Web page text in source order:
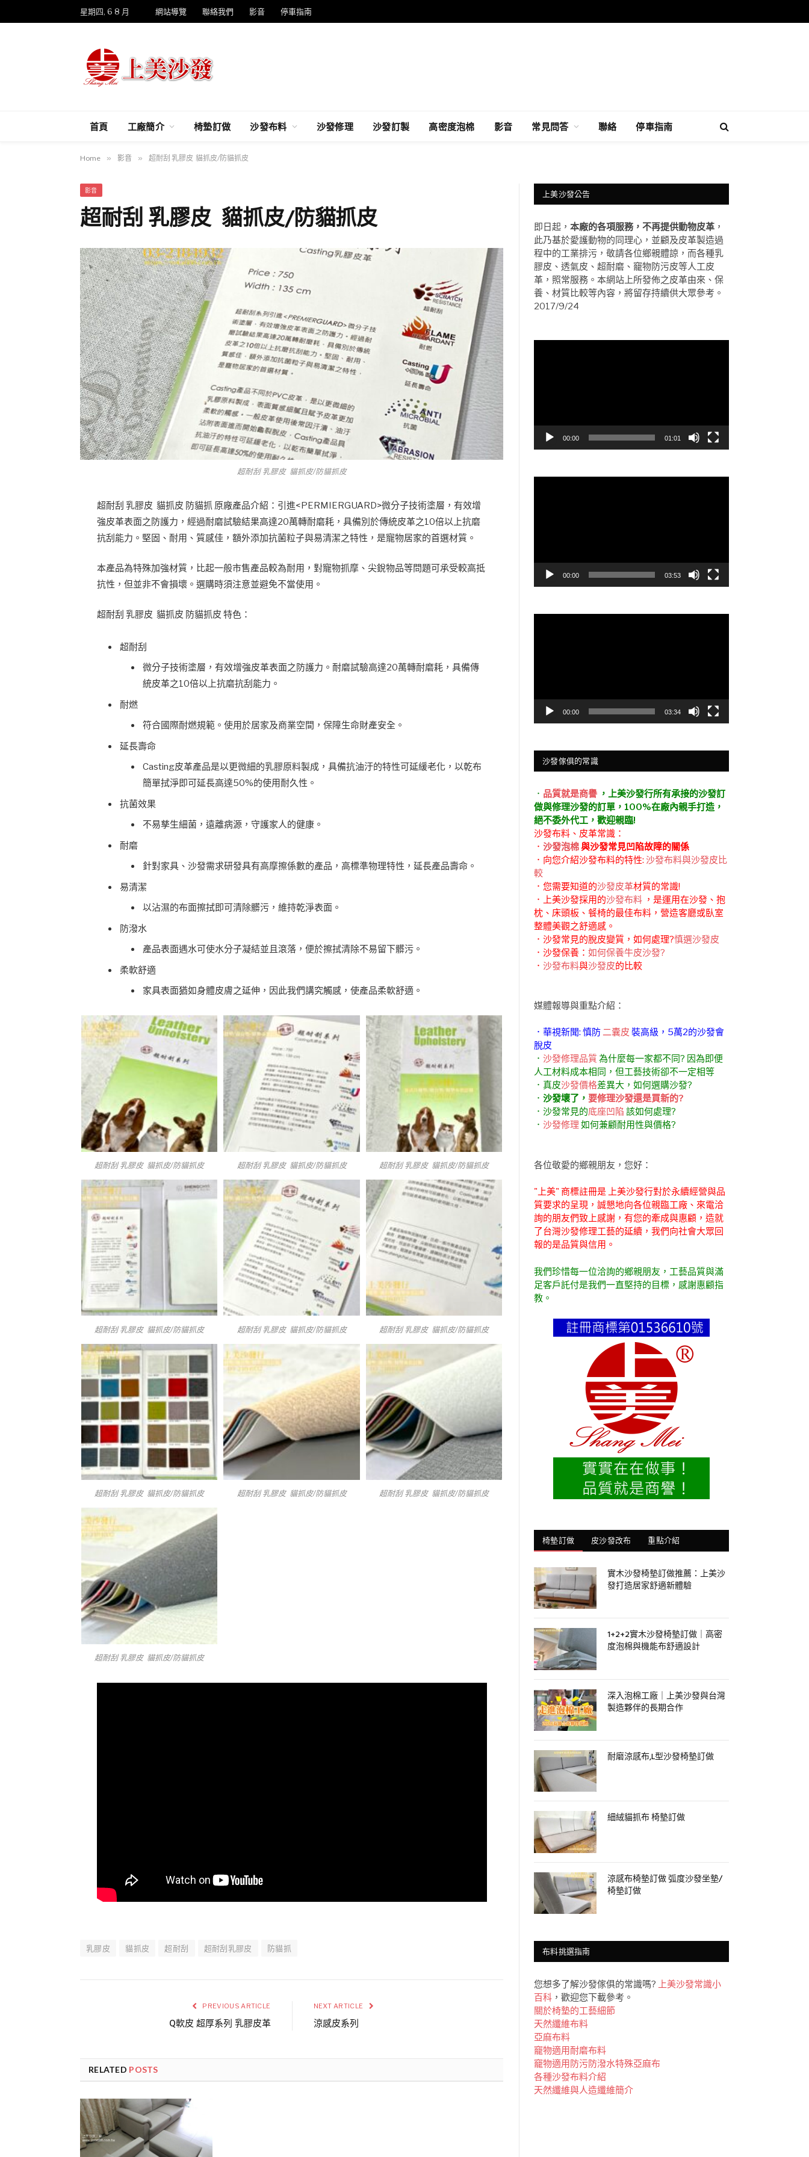
星期四, 6 8 月 網站導覽 聯絡我們 影音 停車指南
首頁 工廠簡介 椅墊訂做 沙發布料 沙發修理 沙發訂製 高密度泡棉 影音 常見問答 聯絡 停車指南
Home » 影音 » 超耐刮 乳膠皮 貓抓皮/防貓抓皮
影音
超耐刮 乳膠皮 貓抓皮/防貓抓皮
超耐刮 乳膠皮 貓抓皮/防貓抓皮
超耐刮 乳膠皮 貓抓皮 防貓抓 原廠產品介紹：引進<PERMIERGUARD>微分子技術塗層，有效增
強皮革表面之防護力，經過耐磨試驗結果高達20萬轉耐磨耗，具備別於傳統皮革之10倍以上抗磨
抗刮能力。堅固、耐用、質感佳，額外添加抗菌粒子與易清潔之特性，是寵物居家的首選材質。
本產品為特殊加強材質，比起一般市售產品較為耐用，對寵物抓摩、尖銳物品等問題可承受較高抵
抗性，但並非不會損壞。選購時須注意並避免不當使用。
超耐刮 乳膠皮 貓抓皮 防貓抓皮 特色：
超耐刮
微分子技術塗層，有效增強皮革表面之防護力。耐磨試驗高達20萬轉耐磨耗，具備傳
統皮革之10倍以上抗磨抗刮能力。
耐燃
符合國際耐燃規範。使用於居家及商業空間，保障生命財產安全。
延長壽命
Casting皮革產品是以更微細的乳膠原料製成，具備抗油汙的特性可延緩老化，以乾布
簡單拭淨即可延長高達50%的使用耐久性。
抗菌效果
不易孳生細菌，遠離病源，守護家人的健康。
耐磨
針對家具、沙發需求研發具有高摩擦係數的產品，高標準物理特性，延長產品壽命。
易清潔
以沾濕的布面擦拭即可清除髒污，維持乾淨表面。
防潑水
產品表面遇水可使水分子凝結並且滾落，便於擦拭清除不易留下髒污。
柔軟舒適
家具表面猶如身體皮膚之延伸，因此我們講究觸感，使產品柔軟舒適。
超耐刮 乳膠皮 貓抓皮/防貓抓皮 超耐刮 乳膠皮 貓抓皮/防貓抓皮 超耐刮 乳膠皮 貓抓皮/防貓抓皮
超耐刮 乳膠皮 貓抓皮/防貓抓皮 超耐刮 乳膠皮 貓抓皮/防貓抓皮 超耐刮 乳膠皮 貓抓皮/防貓抓皮
超耐刮 乳膠皮 貓抓皮/防貓抓皮 超耐刮 乳膠皮 貓抓皮/防貓抓皮 超耐刮 乳膠皮 貓抓皮/防貓抓皮
超耐刮 乳膠皮 貓抓皮/防貓抓皮
乳膠皮 貓抓皮 超耐刮 超耐刮乳膠皮 防貓抓
PREVIOUS ARTICLE
Q軟皮 超厚系列 乳膠皮革
NEXT ARTICLE
涼感皮系列
RELATED POSTS
上美沙發公告
即日起， 本廠的各項服務，不再提供動物皮革 ，
此乃基於愛護動物的同理心，並顧及皮革製造過
程中的工業排污，敬請各位鄉親體諒，而各種乳
膠皮、透氣皮、超耐磨、竉物防污皮等人工皮
革，照常服務。本網站上所發佈之皮革由來、保
養、材質比較等內容，將留存持續供大眾參考。
2017/9/24
00:00 01:01
00:00 03:53
00:00 03:34
沙發傢俱的常識
． 品質就是商譽 ，上美沙發行所有承接的沙發訂
做與修理沙發的訂單，100%在廠內親手打造，
絕不委外代工，歡迎親臨!
沙發布料、皮革常識：
． 沙發泡棉與沙發常見凹陷故障的關係
．向您介紹沙發布料的特性: 沙發布料與沙發皮比
較
．您需要知道的沙發皮革材質的常識!
．上美沙發採用的沙發布料 ，是運用在沙發、抱
枕、床頭板、餐椅的最佳布料，營造客廳或臥室
整體美觀之舒適感。
．沙發常見的脫皮變質，如何處理?慎選沙發皮
．沙發保養： 如何保養牛皮沙發?
． 沙發布料與沙發皮的比較
媒體報導與重點介紹：
．華視新聞: 慎防二囊皮 裝高級，5萬2的沙發會
脫皮
． 沙發修理品質為什麼每一家都不同? 因為即便
人工材料成本相同，但工藝技術卻不一定相等
．真皮沙發價格差異大，如何選購沙發?
． 沙發壞了， 要修理沙發還是買新的?
．沙發常見的底座凹陷 該如何處理?
． 沙發修理 如何兼顧耐用性與價格?
各位敬愛的鄉親朋友，您好：
"上美" 商標註冊是 上美沙發行對於永續經營與品
質要求的呈現，誠懇地向各位親臨工廠、來電洽
詢的朋友們致上感謝，有您的牽成與惠顧，造就
了台灣沙發修理工藝的延續，我們向社會大眾回
報的是品質與信用。
我們珍惜每一位洽詢的鄉親朋友，工藝品質與滿
足客戶託付是我們一直堅持的目標，感謝惠顧指
教。
椅墊訂做 皮沙發改布 重點介紹
實木沙發椅墊訂做推薦：上美沙
發打造居家舒適新體驗
1+2+2實木沙發椅墊訂做｜高密
度泡棉與機能布舒適設計
深入泡棉工廠｜上美沙發與台灣
製造夥伴的長期合作
耐磨涼感布,L型沙發椅墊訂做
細絨貓抓布 椅墊訂做
涼感布椅墊訂做 弧度沙發坐墊/
椅墊訂做
布料挑選指南
您想多了解沙發傢俱的常識嗎?
上美沙發常識小
百科 ，歡迎您下載參考。
關於椅墊的工藝細節
天然纖維布料
亞麻布料
竉物適用耐磨布料
竉物適用防污防潑水特殊亞麻布
各種沙發布料介紹
天然纖維與人造纖維簡介